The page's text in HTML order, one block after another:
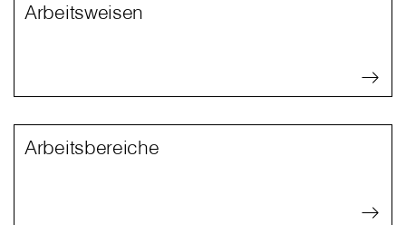
Arbeitsweisen
Arbeitsbereiche